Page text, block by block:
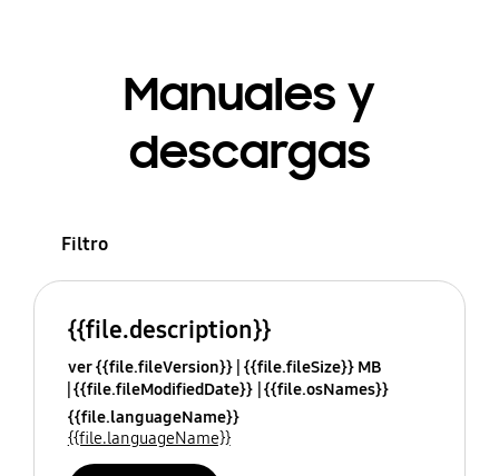
Manuales y
descargas
Filtro
{{file.description}}
ver {{file.fileVersion}} {{file.fileSize}} MB
{{file.fileModifiedDate}} {{file.osNames}}
{{file.languageName}}
{{file.languageName}}